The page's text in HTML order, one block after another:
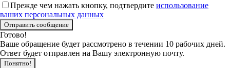
Прежде чем нажать кнопку, подтвердите использование
ваших персональных данных
Готово!
Ваше обращение будет рассмотрено в течении 10 рабочих дней.
Ответ будет отправлен на Вашу электронную почту.
Понятно!